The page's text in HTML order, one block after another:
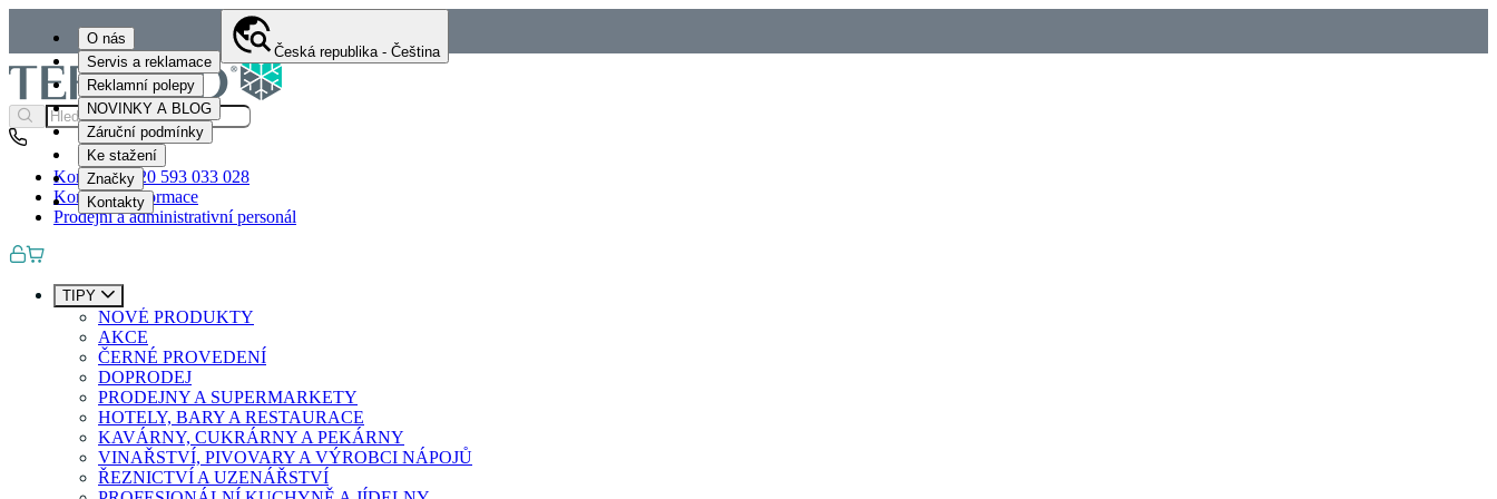
O nás
Servis a reklamace
Reklamní polepy
NOVINKY A BLOG
Záruční podmínky
Ke stažení
Značky
Kontakty
Česká republika - Čeština
Kontakty+420 593 033 028
Kontaktní informace
Prodejní a administrativní personál
TIPY
NOVÉ PRODUKTY
AKCE
ČERNÉ PROVEDENÍ
DOPRODEJ
PRODEJNY A SUPERMARKETY
HOTELY, BARY A RESTAURACE
KAVÁRNY, CUKRÁRNY A PEKÁRNY
VINAŘSTVÍ, PIVOVARY A VÝROBCI NÁPOJŮ
ŘEZNICTVÍ A UZENÁŘSTVÍ